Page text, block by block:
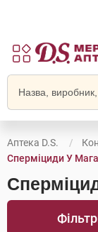
Аптека D.S.
Сперміциди У